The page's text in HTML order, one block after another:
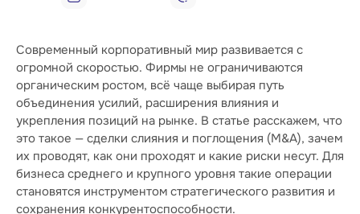
Современный корпоративный мир развивается с
огромной скоростью. Фирмы не ограничиваются
органическим ростом, всё чаще выбирая путь
объединения усилий, расширения влияния и
укрепления позиций на рынке. В статье расскажем, что
это такое — сделки слияния и поглощения (M&A), зачем
их проводят, как они проходят и какие риски несут. Для
бизнеса среднего и крупного уровня такие операции
становятся инструментом стратегического развития и
сохранения конкурентоспособности.